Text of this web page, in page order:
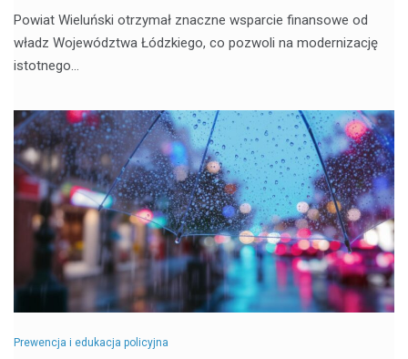
Powiat Wieluński otrzymał znaczne wsparcie finansowe od
władz Województwa Łódzkiego, co pozwoli na modernizację
istotnego…
Prewencja i edukacja policyjna